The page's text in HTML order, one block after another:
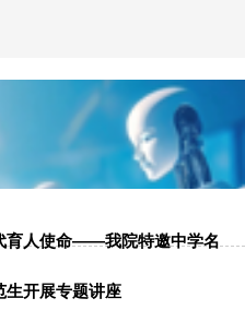
当前位置： 首页 人才培养
育人使命——我院特邀中学名
生开展专题讲座